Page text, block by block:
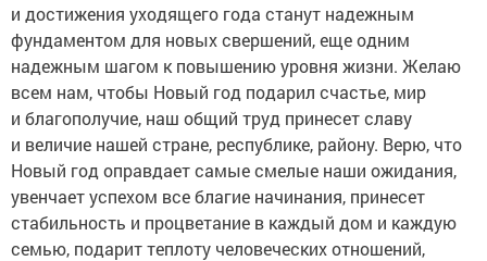
и достижения уходящего года станут надежным
фундаментом для новых свершений, еще одним
надежным шагом к повышению уровня жизни. Желаю
всем нам, чтобы Новый год подарил счастье, мир
и благополучие, наш общий труд принесет славу
и величие нашей стране, республике, району. Верю, что
Новый год оправдает самые смелые наши ожидания,
увенчает успехом все благие начинания, принесет
стабильность и процветание в каждый дом и каждую
семью, подарит теплоту человеческих отношений,